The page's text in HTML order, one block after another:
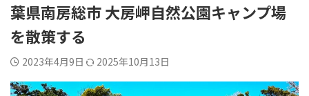
葉県南房総市 大房岬自然公園キャンプ場
を散策する
2023年4月9日 2025年10月13日